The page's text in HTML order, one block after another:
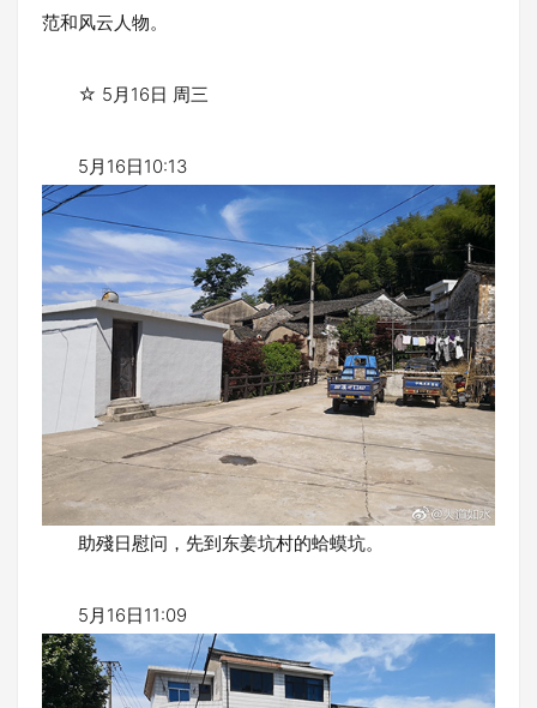
范和风云人物。
☆ 5月16日 周三
5月16日10:13
助殘日慰问，先到东姜坑村的蛤蟆坑。
5月16日11:09